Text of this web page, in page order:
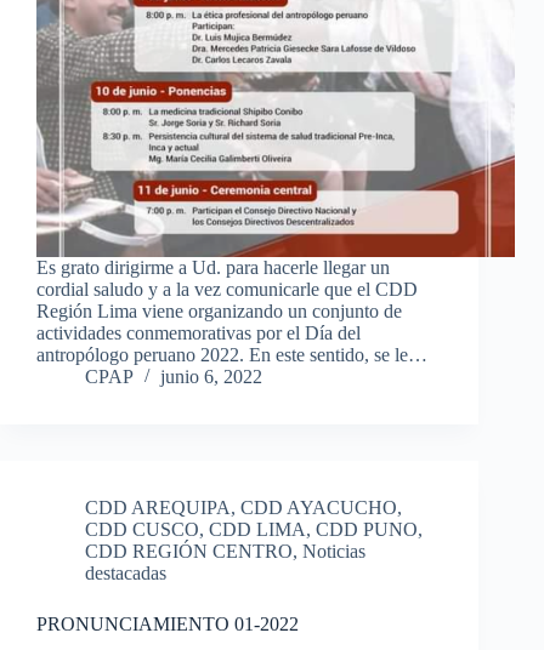
Es grato dirigirme a Ud. para hacerle llegar un
cordial saludo y a la vez comunicarle que el CDD
Región Lima viene organizando un conjunto de
actividades conmemorativas por el Día del
antropólogo peruano 2022. En este sentido, se le…
CPAP
junio 6, 2022
CDD AREQUIPA, CDD AYACUCHO,
CDD CUSCO, CDD LIMA, CDD PUNO,
CDD REGIÓN CENTRO, Noticias
destacadas
PRONUNCIAMIENTO 01-2022